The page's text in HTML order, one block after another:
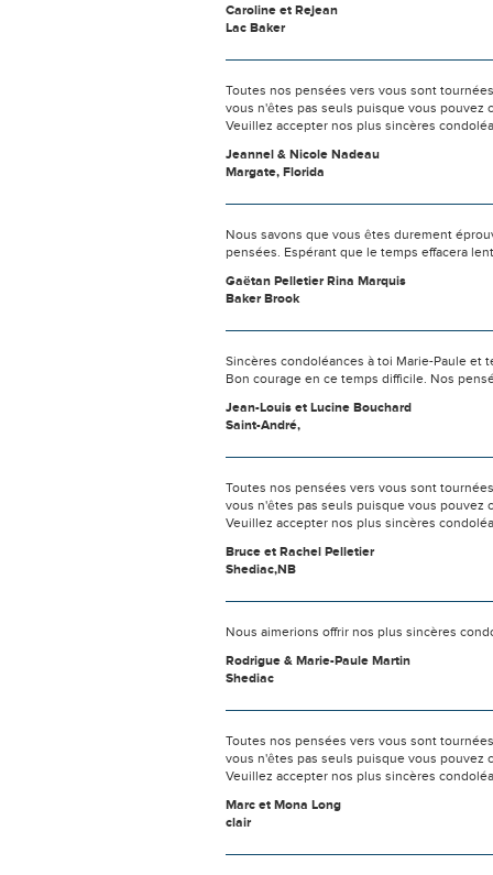
Caroline et Rejean
Lac Baker
Toutes nos pensées vers vous sont
vous n'êtes pas seuls puisque vous pouvez
Veuillez accepter nos plus sincères
Jeannel & Nicole Nadeau
Margate, Florida
Nous savons que vous êtes durement
pensées. Espérant que le temps effacera
Gaëtan Pelletier Rina Marquis
Baker Brook
Sincères condoléances à toi Marie-Paule et
Bon courage en ce temps difficile. Nos
Jean-Louis et Lucine Bouchard
Saint-André,
Toutes nos pensées vers vous sont
vous n'êtes pas seuls puisque vous pouvez
Veuillez accepter nos plus sincères
Bruce et Rachel Pelletier
Shediac,NB
Nous aimerions offrir nos plus sincères
Rodrigue & Marie-Paule Martin
Shediac
Toutes nos pensées vers vous sont
vous n'êtes pas seuls puisque vous pouvez
Veuillez accepter nos plus sincères
Marc et Mona Long
clair